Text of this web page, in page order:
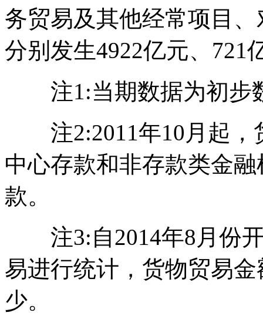
务贸易及其他经常项目
分别发生4922亿元、721
注1:当期数据为初步
注2:2011年10月起，
中心存款和非存款类金
款。
注3:自2014年8月份开
易进行统计，货物贸易
少。